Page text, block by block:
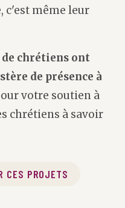
c'est même leur
chrétiens ont
de présence à
votre soutien à
chrétiens à savoir
CES PROJETS